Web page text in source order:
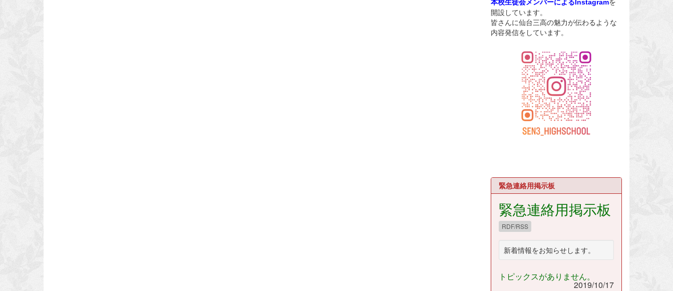
本校生徒会メンバーによるInstagram
開設しています。
皆さんに仙台三高の魅力が伝わるような
内容発信をしています。
緊急連絡用掲示板
緊急連絡用掲示板
RDF/RSS
新着情報をお知らせします。
トピックスがありません。
2019/10/17